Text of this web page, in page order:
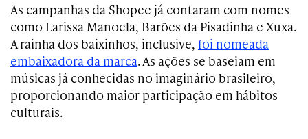
As campanhas da Shopee já contaram com nomes
como Larissa Manoela, Barões da Pisadinha e Xuxa.
A rainha dos baixinhos, inclusive, foi nomeada
embaixadora da marca. As ações se baseiam em
músicas já conhecidas no imaginário brasileiro,
proporcionando maior participação em hábitos
culturais.